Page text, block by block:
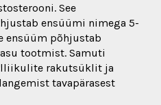
See
ensüümi nimega 5-
ensüüm põhjustab
tootmist. Samuti
rakutsüklit ja
tavapärasest